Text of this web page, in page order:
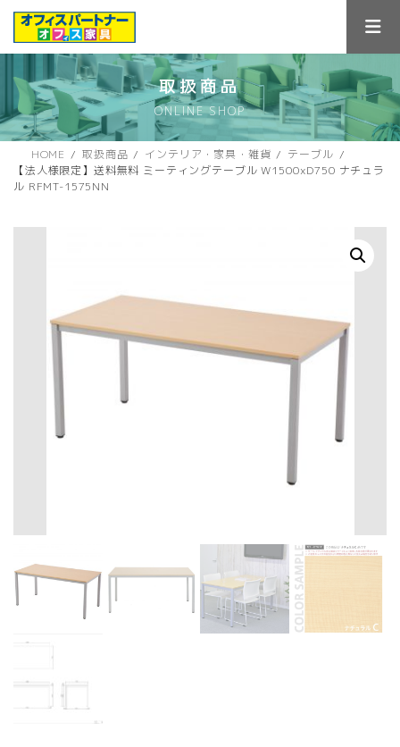
ス
キ
ン
に
取扱商品
ONLINE SHOP
HOME 取扱商品 インテリア・家具・雑貨
テーブル
【法人様限定】送料無料 ミーティングテーブル W1500xD750 ナチュラ
ル RFMT-1575NN